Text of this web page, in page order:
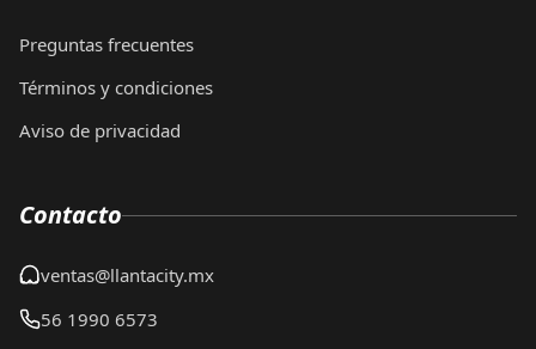
Preguntas frecuentes
Términos y condiciones
Aviso de privacidad
Contacto
ventas@llantacity.mx
56 1990 6573